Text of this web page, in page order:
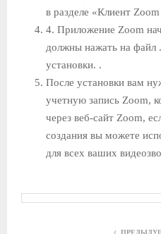
в разделе «Клиент
4. Приложение Zoom
должны нажать на файл
установки. .
После установки вам
учетную запись Zoom,
через веб-сайт Zoom,
создания вы можете
для всех ваших